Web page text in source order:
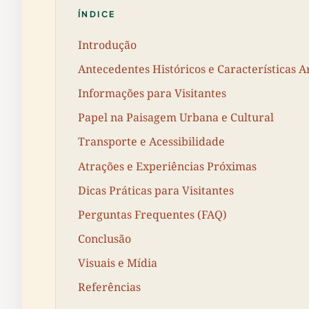
ÍNDICE
Introdução
Antecedentes Históricos e Características
Informações para Visitantes
Papel na Paisagem Urbana e Cultural
Transporte e Acessibilidade
Atrações e Experiências Próximas
Dicas Práticas para Visitantes
Perguntas Frequentes (FAQ)
Conclusão
Visuais e Mídia
Referências